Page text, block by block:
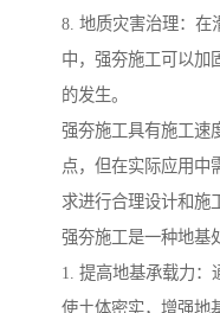
8. 地质灾害治理：在
中，强夯施工可以加
的发生。
强夯施工具有施工速
点，但在实际应用中
求进行合理设计和施
强夯施工是一种地基
1. 提高地基承载力：
使土体密实，增强地